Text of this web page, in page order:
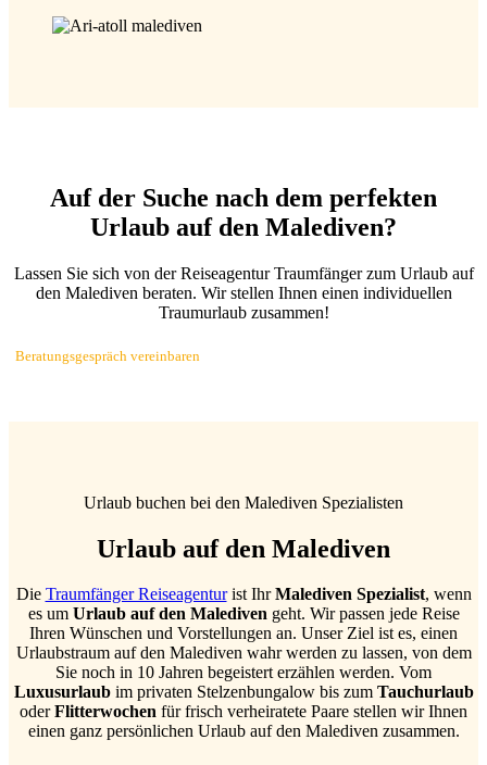
Auf der Suche nach dem perfekten
Urlaub auf den Malediven?
Lassen Sie sich von der Reiseagentur Traumfänger zum Urlaub auf
den Malediven beraten. Wir stellen Ihnen einen individuellen
Traumurlaub zusammen!
Beratungsgespräch vereinbaren
Urlaub buchen bei den Malediven Spezialisten
Urlaub auf den Malediven
Die Traumfänger Reiseagenturist IhrMalediven Spezialist, wenn
es um Urlaub auf den Maledivengeht. Wir passen jede Reise
Ihren Wünschen und Vorstellungen an. Unser Ziel ist es, einen
Urlaubstraum auf den Malediven wahr werden zu lassen, von dem
Sie noch in 10 Jahren begeistert erzählen werden. Vom
Luxusurlaubim privaten Stelzenbungalow bis zum Tauchurlaub
oderFlitterwochen für frisch verheiratete Paare stellen wir Ihnen
einen ganz persönlichen Urlaub auf den Malediven zusammen.